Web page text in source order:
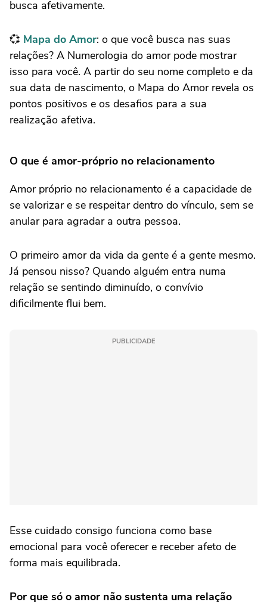
busca afetivamente.
💞 Mapa do Amor: o que você busca nas suas
relações? A Numerologia do amor pode mostrar
isso para você. A partir do seu nome completo e da
sua data de nascimento, o Mapa do Amor revela os
pontos positivos e os desafios para a sua
realização afetiva.
O que é amor-próprio no relacionamento
Amor próprio no relacionamento é a capacidade de
se valorizar e se respeitar dentro do vínculo, sem se
anular para agradar a outra pessoa.
O primeiro amor da vida da gente é a gente mesmo.
Já pensou nisso? Quando alguém entra numa
relação se sentindo diminuído, o convívio
dificilmente flui bem.
PUBLICIDADE
Esse cuidado consigo funciona como base
emocional para você oferecer e receber afeto de
forma mais equilibrada.
Por que só o amor não sustenta uma relação